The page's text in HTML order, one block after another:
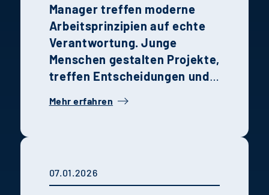
Manager treffen moderne
Arbeitsprinzipien auf echte
Verantwortung. Junge
Menschen gestalten Projekte,
treffen Entscheidungen und
anderswo könnten. Die
Unternehmenskultur und
Mehr erfahren
07.01.2026